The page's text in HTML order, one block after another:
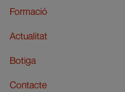
Formació
Actualitat
Botiga
Contacte